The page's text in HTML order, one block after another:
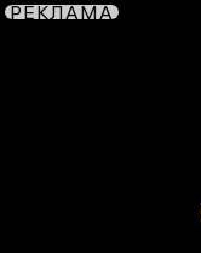
РЕКЛАМА